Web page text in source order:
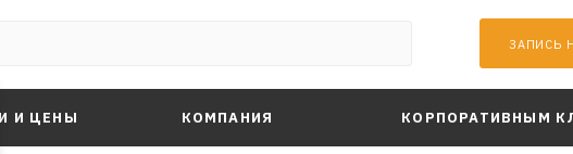
ЗАПИСЬ
И ЦЕНЫ КОМПАНИЯ КОРПОРАТИВНЫМ